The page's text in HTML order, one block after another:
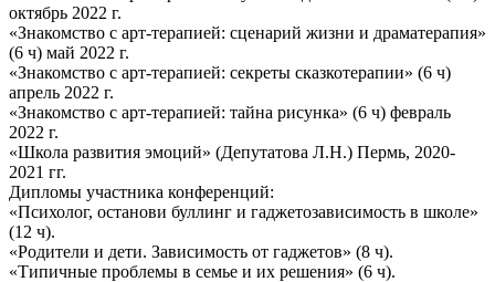
октябрь 2022 г.
«Знакомство с арт-терапией: сценарий жизни и драматерапия»
(6 ч) май 2022 г.
«Знакомство с арт-терапией: секреты сказкотерапии» (6 ч)
апрель 2022 г.
«Знакомство с арт-терапией: тайна рисунка» (6 ч) февраль
2022 г.
«Школа развития эмоций» (Депутатова Л.Н.) Пермь, 2020-
2021 гг.
Дипломы участника конференций:
«Психолог, останови буллинг и гаджетозависимость в школе»
(12 ч).
«Родители и дети. Зависимость от гаджетов» (8 ч).
«Типичные проблемы в семье и их решения» (6 ч).